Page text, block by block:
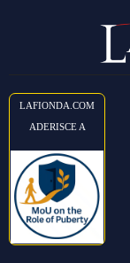
LAFIONDA.COM
ADERISCE A